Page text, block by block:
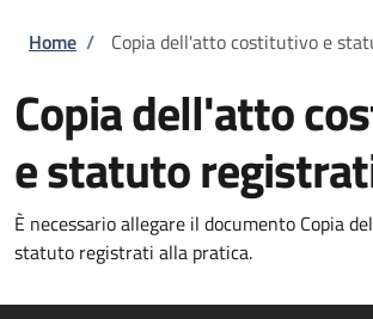
Briciole di pane
Home / Copia dell'atto costitutivo e
Copia dell'atto
e statuto
È necessario allegare il documento Copia
statuto registrati alla pratica.